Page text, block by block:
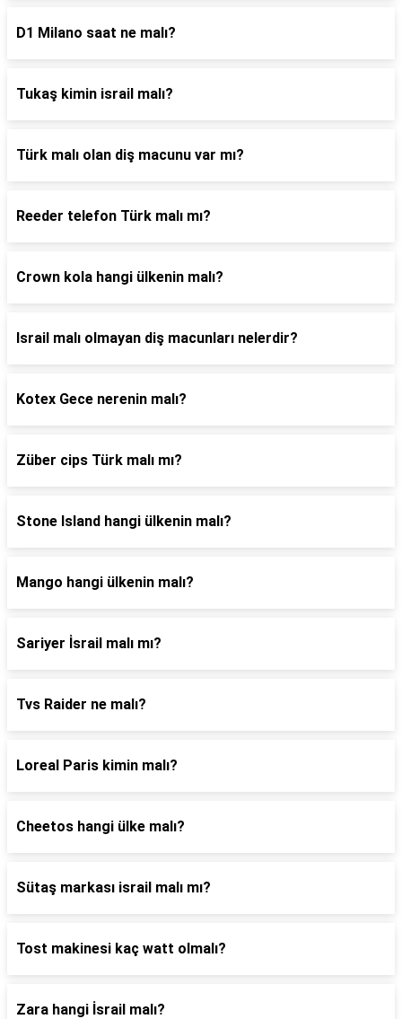
D1 Milano saat ne malı?
Tukaş kimin israil malı?
Türk malı olan diş macunu var mı?
Reeder telefon Türk malı mı?
Crown kola hangi ülkenin malı?
Israil malı olmayan diş macunları nelerdir?
Kotex Gece nerenin malı?
Züber cips Türk malı mı?
Stone Island hangi ülkenin malı?
Mango hangi ülkenin malı?
Sariyer İsrail malı mı?
Tvs Raider ne malı?
Loreal Paris kimin malı?
Cheetos hangi ülke malı?
Sütaş markası israil malı mı?
Tost makinesi kaç watt olmalı?
Zara hangi İsrail malı?